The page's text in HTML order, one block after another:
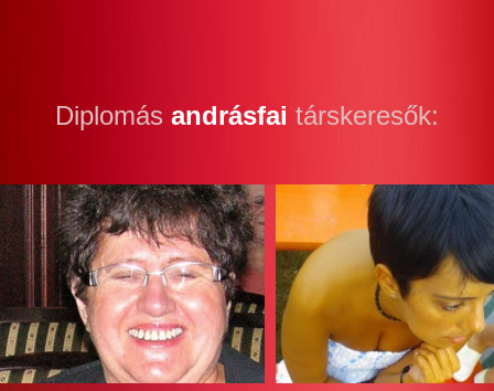
Diplomás andrásfai társkeresők: